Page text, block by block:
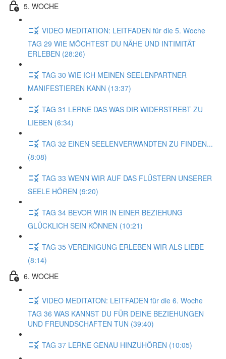
5. WOCHE
VIDEO MEDITATION: LEITFADEN für die 5. Woche
TAG 29 WIE MÖCHTEST DU NÄHE UND INTIMITÄT
ERLEBEN (28:26)
TAG 30 WIE ICH MEINEN SEELENPARTNER
MANIFESTIEREN KANN (13:37)
TAG 31 LERNE DAS WAS DIR WIDERSTREBT ZU
LIEBEN (6:34)
TAG 32 EINEN SEELENVERWANDTEN ZU FINDEN...
(8:08)
TAG 33 WENN WIR AUF DAS FLÜSTERN UNSERER
SEELE HÖREN (9:20)
TAG 34 BEVOR WIR IN EINER BEZIEHUNG
GLÜCKLICH SEIN KÖNNEN (10:21)
TAG 35 VEREINIGUNG ERLEBEN WIR ALS LIEBE
(8:14)
6. WOCHE
VIDEO MEDITATON: LEITFADEN für die 6. Woche
TAG 36 WAS KANNST DU FÜR DEINE BEZIEHUNGEN
UND FREUNDSCHAFTEN TUN (39:40)
TAG 37 LERNE GENAU HINZUHÖREN (10:05)